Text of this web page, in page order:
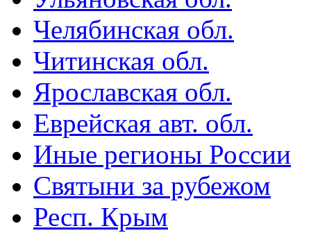
Челябинская обл.
Читинская обл.
Ярославская обл.
Еврейская авт. обл.
Иные регионы России
Святыни за рубежом
Респ. Крым